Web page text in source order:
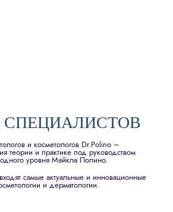
и косметологов Dr.Polino –
теории и практике под руководством
уровня Майкла Полино.
самые актуальные и инновационные
и дерматологии.